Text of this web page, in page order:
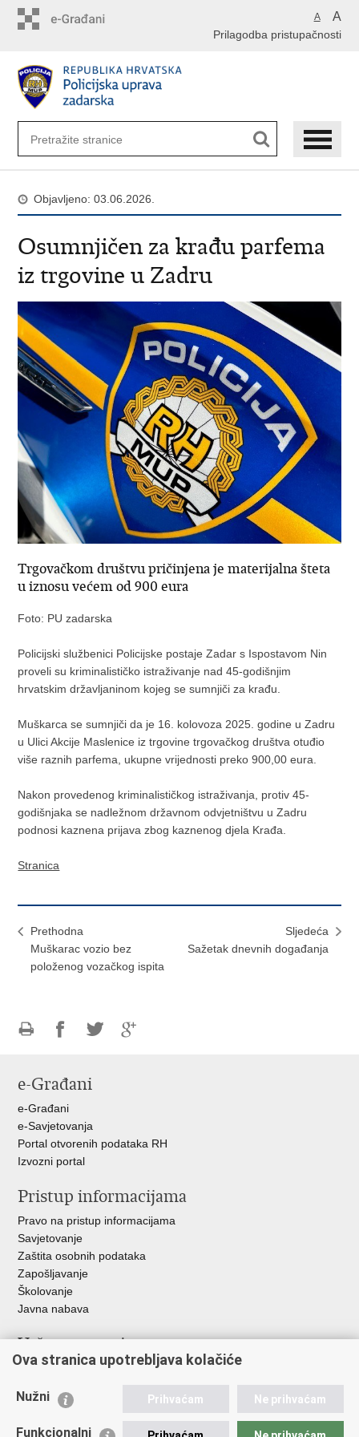
A A
Prilagodba pristupačnosti
Objavljeno: 03.06.2026.
Osumnjičen za krađu parfema
iz trgovine u Zadru
Trgovačkom društvu pričinjena je materijalna šteta
u iznosu većem od 900 eura
Foto: PU zadarska
Policijski službenici Policijske postaje Zadar s Ispostavom Nin
proveli su kriminalističko istraživanje nad 45-godišnjim
hrvatskim državljaninom kojeg se sumnjiči za krađu.
Muškarca se sumnjiči da je 16. kolovoza 2025. godine u Zadru
u Ulici Akcije Maslenice iz trgovine trgovačkog društva otuđio
više raznih parfema, ukupne vrijednosti preko 900,00 eura.
Nakon provedenog kriminalističkog istraživanja, protiv 45-
godišnjaka se nadležnom državnom odvjetništvu u Zadru
podnosi kaznena prijava zbog kaznenog djela Krađa.
Stranica
Prethodna
Muškarac vozio bez
položenog vozačkog ispita
Sljedeća
Sažetak dnevnih događanja
FacebookuTwitteru
e-Građani
e-Građani
e-Savjetovanja
Portal otvorenih podataka RH
Izvozni portal
Pristup informacijama
Pravo na pristup informacijama
Savjetovanje
Zaštita osobnih podataka
Zapošljavanje
Školovanje
Javna nabava
Važne poveznice
Ministarstvo unutarnjih poslova
Udruge
Ova stranica upotrebljava kolačiće
Nužni Prihvaćam Ne prihvaćam
Funkcionalni